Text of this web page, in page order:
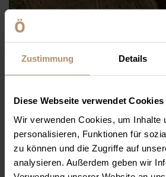
Zustimmung Details
Diese Webseite verwendet Cookies
Wir verwenden Cookies, um Inhalte
personalisieren, Funktionen für
zu können und die Zugriffe auf
analysieren. Außerdem geben wir
Apéritif
Bayerisches Grillbuffet
Getränke, Oktoberfestbier
Original Oktoberfest Band